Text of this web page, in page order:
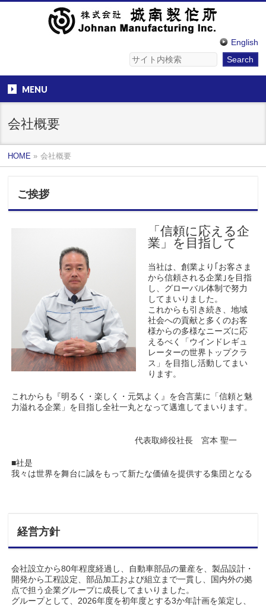
English
MENU
会社概要
HOME » 会社概要
ご挨拶
「信頼に応える企
業」を目指して
当社は、創業より｢お客さま
から信頼される企業｣を目指
し、グローバル体制で努力
してまいりました。
これからも引き続き、地域
社会への貢献と多くのお客
様からの多様なニーズに応
えるべく「ウインドレギュ
レーターの世界トップクラ
ス」を目指し活動してまい
ります。
これからも『明るく・楽しく・元気よく』を合言葉に「信頼と魅
力溢れる企業」を目指し全社一丸となって邁進してまいります。
代表取締役社長 宮本 聖一
■社是
我々は世界を舞台に誠をもって新たな価値を提供する集団となる
経営方針
会社設立から80年程度経過し、自動車部品の量産を、製品設計・
開発から工程設定、部品加工および組立まで一貫し、国内外の拠
点で担う企業グループに成長してまいりました。
グループとして、2026年度を初年度とする3か年計画を策定し、